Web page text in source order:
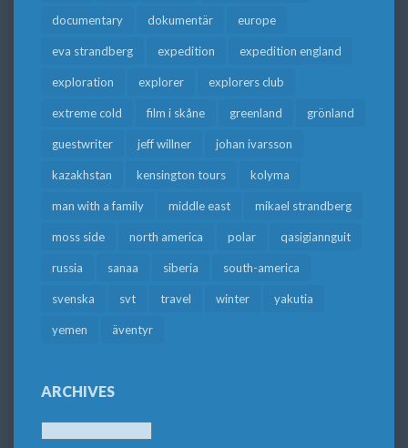
documentary dokumentär europe
eva strandberg expedition expedition england
exploration explorer explorers club
extreme cold film i skåne greenland grönland
guestwriter jeff willner johan ivarsson
kazakhstan kensington tours kolyma
man with a family middle east mikael strandberg
moss side north america polar qasigiannguit
russia sanaa siberia south-america
svenska svt travel winter yakutia
yemen äventyr
ARCHIVES